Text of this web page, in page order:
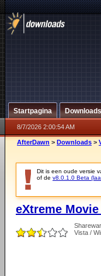
Startpagina Downloads
8/7/2026 2:00:54 AM
AfterDawn > Downloads >
Dit is een oude versie
of de v8.0.1.0 Beta
eXtreme
Vista /